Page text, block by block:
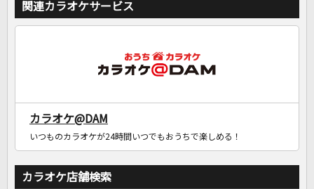
関連カラオケサービス
カラオケ@DAM
いつものカラオケが24時間いつでもおうちで楽しめる！
カラオケ店舗検索